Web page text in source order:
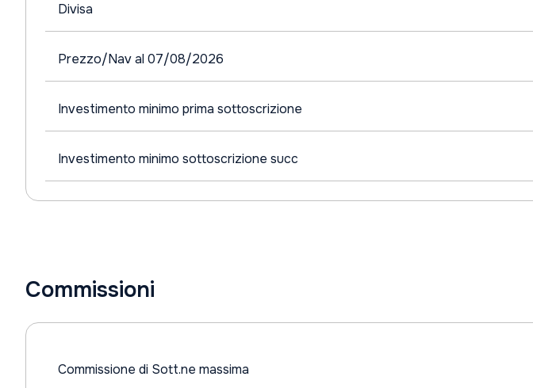
Divisa
Prezzo/Nav al 07/08/2026
Investimento minimo prima sottoscrizione
Investimento minimo sottoscrizione succ
Commissioni
Commissione di Sott.ne massima